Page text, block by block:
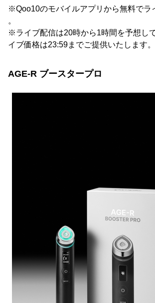
※Qoo10のモバイルアプリから無料でラ
。
※ライブ配信は20時から1時間を予想し
イブ価格は23:59までご提供いたします。
AGE-R ブースタープロ